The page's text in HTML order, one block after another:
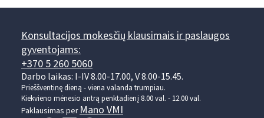
Konsultacijos mokesčių klausimais ir paslaugos
gyventojams:
+370 5 260 5060
Darbo laikas: I-IV 8.00-17.00, V 8.00-15.45.
Prieššventinę dieną - viena valanda trumpiau.
Kiekvieno mėnesio antrą penktadienį 8.00 val. - 12.00 val.
Paklausimas per Mano VMI